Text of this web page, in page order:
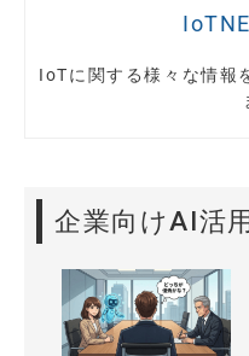
IoTに関する様々な情報
企業向けAI活